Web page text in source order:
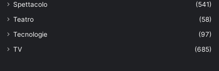
Spettacolo
(541)
Teatro
(58)
Tecnologie
(97)
TV
(685)